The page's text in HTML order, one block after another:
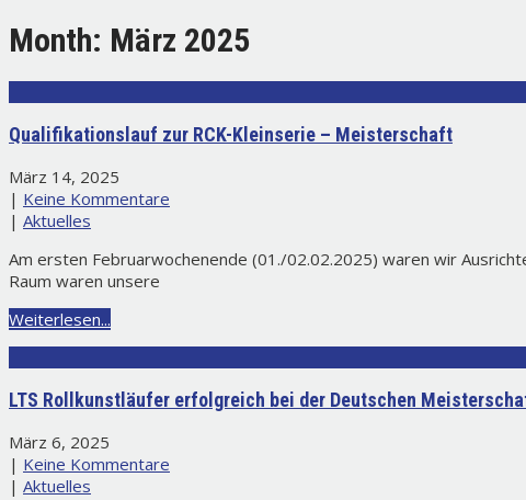
Month: März 2025
Qualifikationslauf zur RCK-Kleinserie – Meisterschaft
März 14, 2025
| Keine Kommentare
| Aktuelles
Am ersten Februarwochenende (01./02.02.2025) waren wir
Raum waren unsere
Weiterlesen...
LTS Rollkunstläufer erfolgreich bei der Deutschen
März 6, 2025
| Keine Kommentare
| Aktuelles